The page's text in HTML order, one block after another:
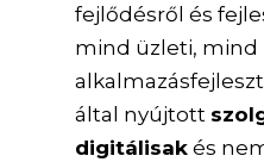
fejlődésről és
mind üzleti, mind
által nyújtott
digitálisak és